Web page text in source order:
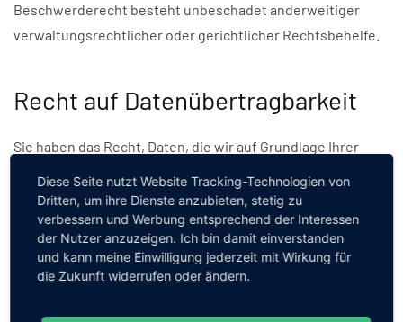
Beschwerderecht besteht unbeschadet anderweitiger
verwaltungsrechtlicher oder gerichtlicher Rechtsbehelfe.
Recht auf Datenübertragbarkeit
Sie haben das Recht, Daten, die wir auf Grundlage Ihrer
verarbeiten, an sich oder an einen Dritten in einem
gängigen, maschinenlesbaren Format aushändigen zu
lassen. Sofern Sie die direkte Übertragung der Daten an
einen anderen Verantwortlichen verlangen, erfolgt dies
Diese Seite nutzt Website Tracking-Technologien von
Dritten, um ihre Dienste anzubieten, stetig zu
verbessern und Werbung entsprechend der Interessen
der Nutzer anzuzeigen. Ich bin damit einverstanden
und kann meine Einwilligung jederzeit mit Wirkung für
die Zukunft widerrufen oder ändern.